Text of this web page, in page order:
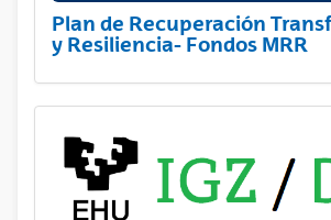
Plan de Recuperación
y Resiliencia- Fondos MRR